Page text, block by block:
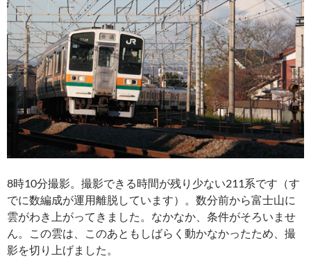
8時10分撮影。撮影できる時間が残り少ない211系です（す
でに数編成が運用離脱しています）。数分前から富士山に
雲がわき上がってきました。なかなか、条件がそろいませ
ん。この雲は、このあともしばらく動かなかったため、撮
影を切り上げました。